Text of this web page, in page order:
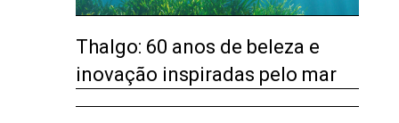
Thalgo: 60 anos de beleza e
inovação inspiradas pelo mar